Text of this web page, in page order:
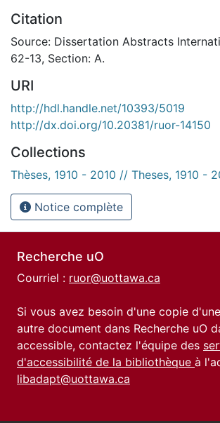
Citation
Source: Dissertation Abstracts
62-13, Section: A.
URI
http://hdl.handle.net/10393/5019
http://dx.doi.org/10.20381/ruor-14150
Collections
Thèses, 1910 - 2010 // Theses, 1910 -
Notice complète
Recherche uO
Courriel : ruor@uottawa.ca
Si vous avez besoin d'une copie
autre document dans Recherche uO
accessible, contactez l'équipe des
d'accessibilité de la bibliothèque à
libadapt@uottawa.ca